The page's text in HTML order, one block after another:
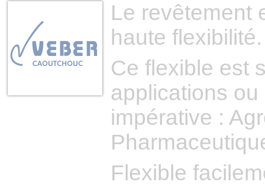
Le revêtement
haute flexibilité.
Ce flexible est
applications ou
impérative :
Flexible